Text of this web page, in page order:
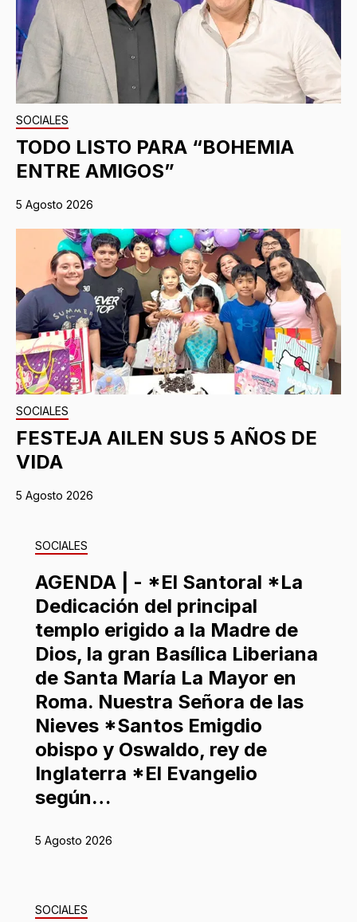
SOCIALES
TODO LISTO PARA “BOHEMIA
ENTRE AMIGOS”
5 Agosto 2026
SOCIALES
FESTEJA AILEN SUS 5 AÑOS DE
VIDA
5 Agosto 2026
SOCIALES
AGENDA | - *El Santoral *La
Dedicación del principal
templo erigido a la Madre de
Dios, la gran Basílica Liberiana
de Santa María La Mayor en
Roma. Nuestra Señora de las
Nieves *Santos Emigdio
obispo y Oswaldo, rey de
Inglaterra *El Evangelio
según…
5 Agosto 2026
SOCIALES